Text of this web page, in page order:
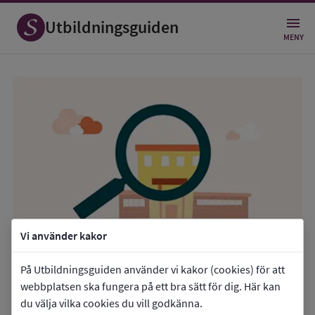
Vi använder kakor
På Utbildningsguiden använder vi kakor (cookies) för att
webbplatsen ska fungera på ett bra sätt för dig. Här kan
du välja vilka cookies du vill godkänna.
Utbildningsguiden MENY
Hitta utbildningar för vuxna